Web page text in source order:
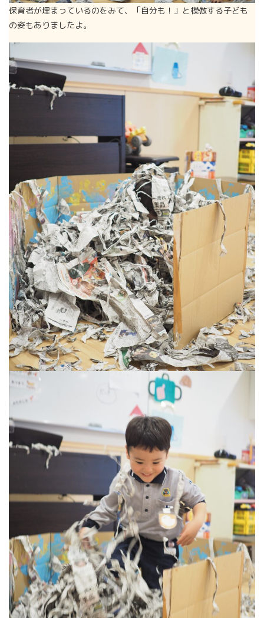
保育者が埋まっているのをみて、「自分も！」と模倣する子ども
の姿もありましたよ。